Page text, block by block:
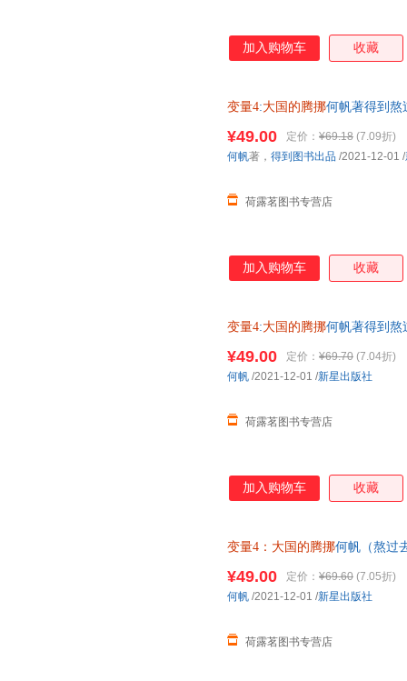
加入购物车 收藏
变量4:大国的腾挪何帆著得到熬
然科学小说文学动漫/幽默育儿
¥49.00 定价： ¥69.18 (7.09折)
荷露茗图书专营店
何帆著， 得到图书出品 /2021-12-01 /
加入购物车 收藏
变量4:大国的腾挪何帆著得到熬
然科学小说文学动漫/幽默育儿
¥49.00 定价： ¥69.70 (7.04折)
荷露茗图书专营店
何帆 /2021-12-01 /新星出版社
加入购物车 收藏
变量4：大国的腾挪何帆（熬过
学小说文学动漫/幽默育儿早教
¥49.00 定价： ¥69.60 (7.05折)
荷露茗图书专营店
何帆 /2021-12-01 /新星出版社